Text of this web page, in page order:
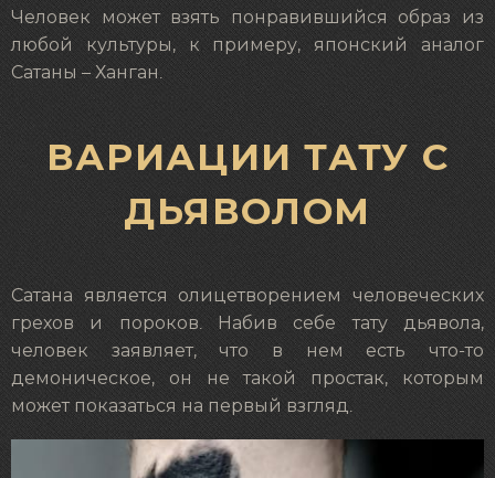
Человек может взять понравившийся образ из
любой культуры, к примеру, японский аналог
Сатаны – Ханган.
ВАРИАЦИИ ТАТУ С
ДЬЯВОЛОМ
Сатана является олицетворением человеческих
грехов и пороков. Набив себе тату дьявола,
человек заявляет, что в нем есть что-то
демоническое, он не такой простак, которым
может показаться на первый взгляд.